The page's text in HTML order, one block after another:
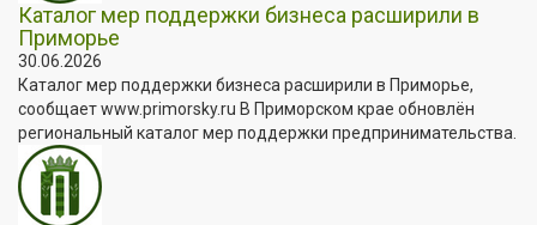
Каталог мер поддержки бизнеса расширили в
Приморье
30.06.2026
Каталог мер поддержки бизнеса расширили в Приморье,
сообщает www.primorsky.ru В Приморском крае обновлён
региональный каталог мер поддержки предпринимательства.